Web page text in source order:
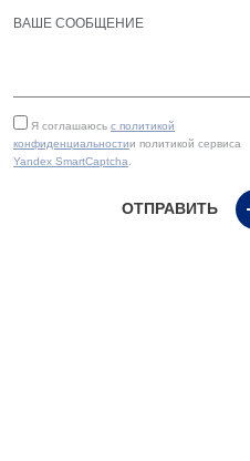
Я соглашаюсь с политикой
конфиденциальностии политикой сервиса
Yandex SmartCaptcha
ОТПРАВИТЬ